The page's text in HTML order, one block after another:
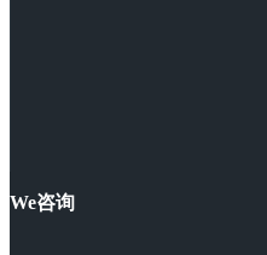
We咨询